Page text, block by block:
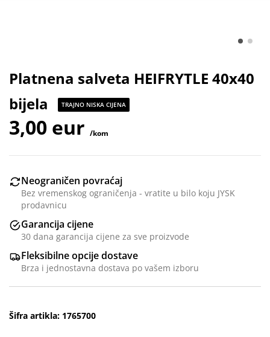
Platnena salveta HEIFRYTLE 40x40
bijela
TRAJNO NISKA CIJENA
3,00 eur /kom
Neograničen povraćaj
Bez vremenskog ograničenja - vratite u bilo koju JYSK
prodavnicu
Garancija cijene
30 dana garancija cijene za sve proizvode
Fleksibilne opcije dostave
Brza i jednostavna dostava po vašem izboru
Šifra artikla: 1765700